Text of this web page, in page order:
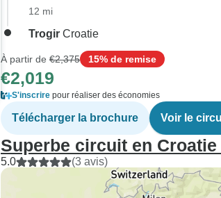
12 mi
Trogir Croatie
À partir de €2,375 15% de remise
€2,019
S'inscrire pour réaliser des économies
Télécharger la brochure Voir le
Superbe circuit en
5.0 (3 avis)